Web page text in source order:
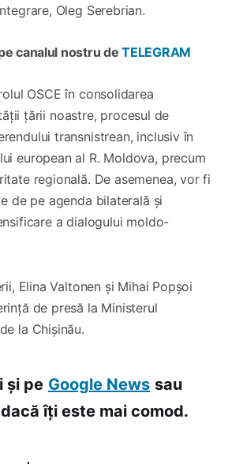
Oleg Serebrian.
canalul nostru deTELEGRAM
OSCE în consolidarea
țării noastre, procesul de
transnistrean, inclusiv în
european al R. Moldova, precum
regională. De asemenea, vor fi
de pe agenda bilaterală și
a dialogului moldo-
Elina Valtonen și Mihai Popșoi
de presă la Ministerul
la Chișinău.
și pe Google News sau
dacă îți este mai comod.